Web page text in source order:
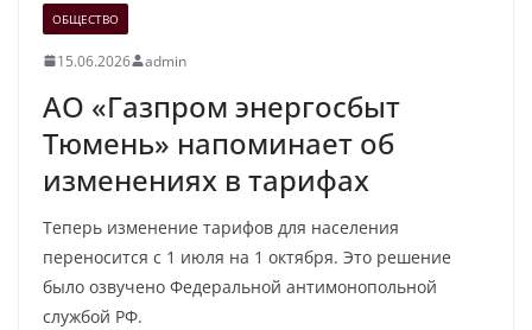
ОБЩЕСТВО
15.06.2026 admin
АО «Газпром энергосбыт
Тюмень» напоминает об
изменениях в тарифах
Теперь изменение тарифов для населения
переносится с 1 июля на 1 октября. Это решение
было озвучено Федеральной антимонопольной
службой РФ.